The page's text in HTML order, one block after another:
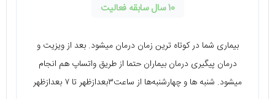
10 سال سابقه فعالیت
بیماری شما در کوتاه ترین زمان درمان میشود. بعد از ویزیت و
درمان پیگیری درمان بیماران حتما از طریق واتساپ هم انجام
میشود. شنبه ها و چهارشنبه‌ها از ساعت۳بعدازظهر تا ۷ بعدازظهر